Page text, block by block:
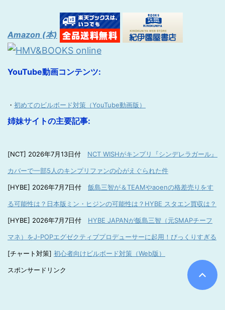
Amazon (本)
YouTube動画コンテンツ:
・ 初めてのビルボード対策（YouTube動画版）
姉妹サイトの主要記事:
[NCT] 2026年7月13日付 NCT WISHがキンプリ『シンデレラガール』
カバーで一部5人のキンプリファンの心がえぐられた件
[HYBE] 2026年7月7日付 飯島三智が＆TEAMやaoenの格差売りをす
る可能性は？日本版ミン・ヒジンの可能性は？HYBE スタエン買収は？
[HYBE] 2026年7月7日付 HYBE JAPANが飯島三智（元SMAPチーフ
マネ）をJ-POPエグゼクティブプロデューサーに起用！びっくりすぎる
[チャート対策] 初心者向けビルボード対策（Web版）
スポンサードリンク